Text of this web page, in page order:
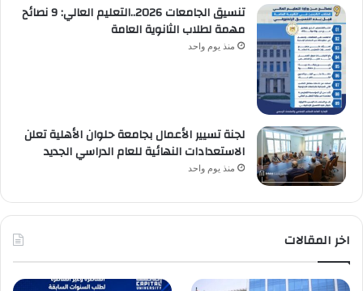
تنسيق الجامعات 2026..التعليم العالي: 9 نصائح
مهمة لطلاب الثانوية العامة
منذ يوم واحد
لجنة تسيير الأعمال بجامعة حلوان الأهلية تعلن
الاستعدادات النهائية للعام الدراسي الجديد
منذ يوم واحد
اخر المقالات